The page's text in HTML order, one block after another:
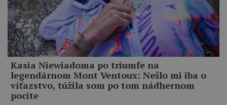
Kasia Niewiadoma po triumfe na
legendárnom Mont Ventoux: Nešlo mi iba o
víťazstvo, túžila som po tom nádhernom
pocite